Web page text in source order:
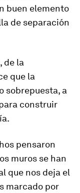
buen elemento
de separación
de la
que la
sobrepuesta, a
construir
pensaron
muros se han
que nos deja el
marcado por